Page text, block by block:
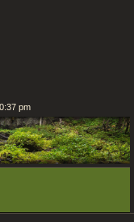
pm